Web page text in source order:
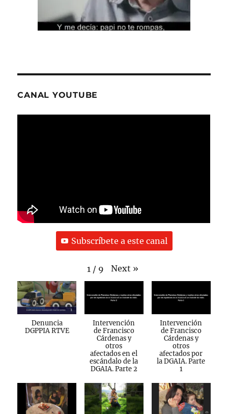
CANAL YOUTUBE
Subscríbete a este canal
1 / 9 Next »
Denuncia
DGPPIA RTVE
Intervención
de Francisco
Cárdenas y
otros
afectados en el
escándalo de la
DGAIA. Parte 2
Intervención
de Francisco
Cárdenas y
otros
afectados por
la DGAIA. Parte
1